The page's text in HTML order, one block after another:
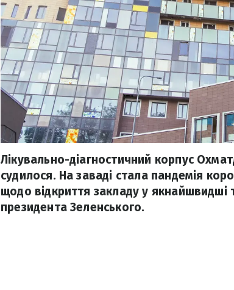
Лікувально-діагностичний корпус
судилося. На заваді стала пандемія
щодо відкриття закладу у якнайшвидші
президента Зеленського.